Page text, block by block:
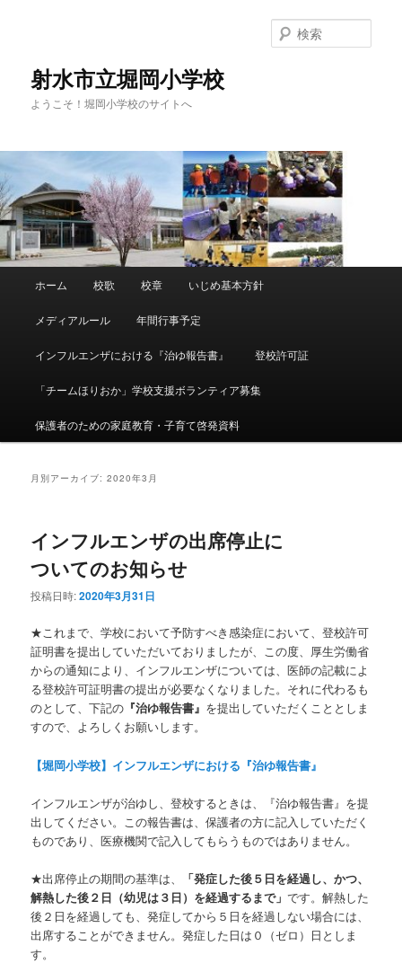
へ
移
動
移
動
射水市立堀岡小学校
ようこそ！堀岡小学校のサイトへ
索
ホーム 校歌 校章 いじめ基本方針
メディアルール 年間行事予定
インフルエンザにおける『治ゆ報告書』 登校許可証
「チームほりおか」学校支援ボランティア募集
保護者のための家庭教育・子育て啓発資料
月別アーカイブ:2020年3月
インフルエンザの出席停止に
ついてのお知らせ
投稿日時:2020年3月31日
★これまで、学校において予防すべき感染症において、登校許可
証明書を提出していただいておりましたが、この度、厚生労働省
からの通知により、インフルエンザについては、医師の記載によ
る登校許可証明書の提出が必要なくなりました。それに代わるも
のとして、下記の 『治ゆ報告書』 を提出していただくこととしま
すので、よろしくお願いします。
【堀岡小学校】インフルエンザにおける『治ゆ報告書』
インフルエンザが治ゆし、登校するときは、『治ゆ報告書』を提
出してください。この報告書は、保護者の方に記入していただく
ものであり、医療機関で記入してもらうものではありません。
★出席停止の期間の基準は、
「発症した後５日を経過し、かつ、
解熱した後２日（幼児は３日）を経過するまで」です。解熱した
後２日を経過しても、発症してから５日を経過しない場合には、
出席することができません。発症した日は０（ゼロ）日としま
す。